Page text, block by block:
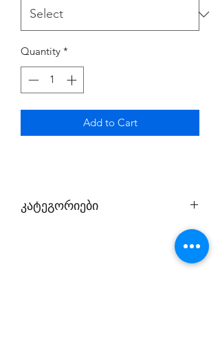
Quantity *
Add to Cart
კატეგორიები